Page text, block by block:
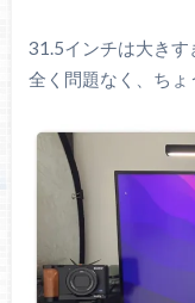
31.5インチは大きす
全く問題なく、ちょ